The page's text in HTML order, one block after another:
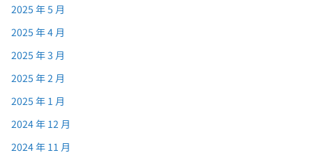
2025 年 5 月
2025 年 4 月
2025 年 3 月
2025 年 2 月
2025 年 1 月
2024 年 12 月
2024 年 11 月